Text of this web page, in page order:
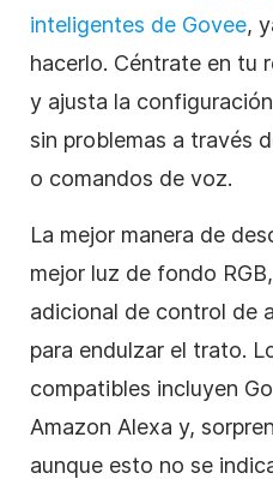
inteligentes de Govee,
hacerlo. Céntrate en tu
y ajusta la
sin problemas a través
o comandos de voz.
La mejor manera de
mejor luz de fondo
adicional de control de
para endulzar el trato.
compatibles incluyen
Amazon Alexa y,
aunque esto no se